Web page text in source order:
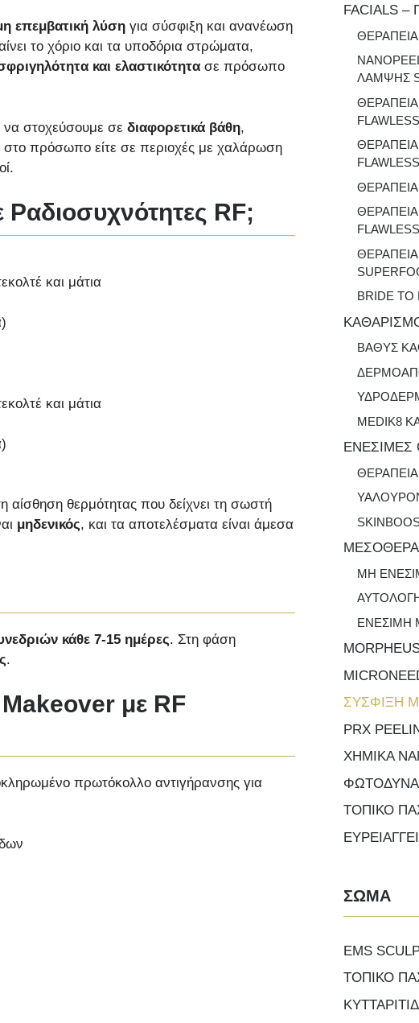
επεμβατική λύση για σύσφιξη και ανανέωση
το χόριο και τα υποδόρια στρώματα,
και ελαστικότητα σε πρόσωπο
να στοχεύσουμε σε διαφορετικά βάθη,
στο πρόσωπο είτε σε περιοχές με χαλάρωση
Ραδιοσυχνότητες RF;
και μάτια
και μάτια
αίσθηση θερμότητας που δείχνει τη σωστή
μηδενικός, και τα αποτελέσματα είναι άμεσα
κάθε 7-15 ημέρες. Στη φάση
.
με RF
πρωτόκολλο αντιγήρανσης για
FACIALS
ΛΑΜΨΗΣ
ΘΕΡΑΠΕΙΑ
FLAWLESS
ΘΕΡΑΠΕΙΑ
FLAWLESS
ΘΕΡΑΠΕΙΑ
ΘΕΡΑΠΕΙΑ
FLAWLESS
ΘΕΡΑΠΕΙΑ
BRIDE TO
ΒΑΘΥΣ
MEDIK8
ΕΝΕΣΙΜΕΣ
ΜΗ
ΕΝΕΣΙΜΗ
ΣΥΣΦΙΞΗ
PRX
ΧΗΜΙΚΑ
ΤΟΠΙΚΟ
ΣΩΜΑ
EMS
ΤΟΠΙΚΟ